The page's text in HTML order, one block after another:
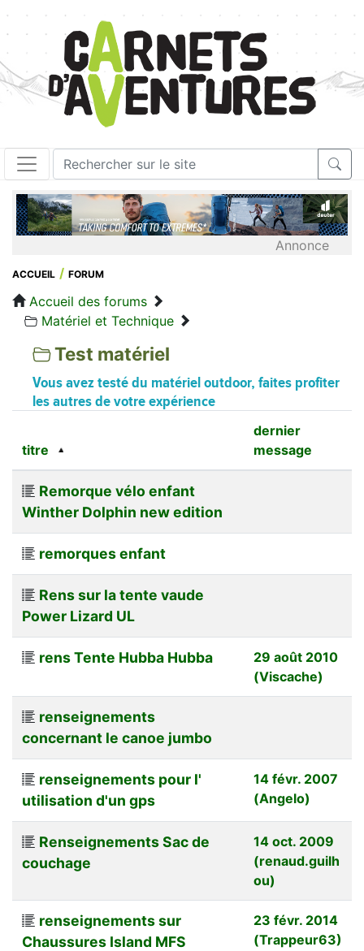
Annonce
ACCUEIL FORUM
Accueil des forums
Matériel et Technique
Test matériel
Vous avez testé du matériel outdoor, faites profiter
les autres de votre expérience
titre
dernier
message
Remorque vélo enfant
Winther Dolphin new edition
remorques enfant
Rens sur la tente vaude
Power Lizard UL
rens Tente Hubba Hubba
29 août 2010
(Viscache)
renseignements
concernant le canoe jumbo
renseignements pour l'
utilisation d'un gps
14 févr. 2007
(Angelo)
Renseignements Sac de
couchage
14 oct. 2009
(renaud.guilh
ou)
renseignements sur
Chaussures Island MFS
23 févr. 2014
(Trappeur63)